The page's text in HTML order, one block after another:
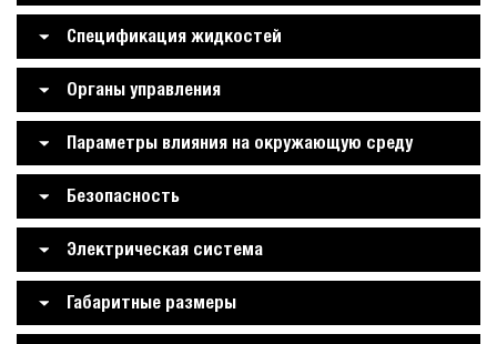
Спецификация жидкостей
Органы управления
Параметры влияния на окружающую среду
Безопасность
Электрическая система
Габаритные размеры